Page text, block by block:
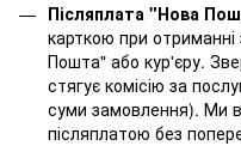
Післяплата "Нова
карткою при отриманні
Пошта" або кур'єру.
стягує комісію за
суми замовлення). Ми
післяплатою без